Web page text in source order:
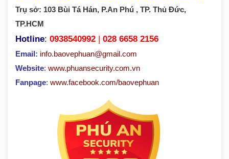
Trụ sở: 103 Bùi Tá Hán, P.An Phú , TP. Thủ Đức,
TP.HCM
Hotline: 0938540992 | 028 6658 2156
Email: info.baovephuan@gmail.com
Website: www.phuansecurity.com.vn
Fanpage: www.facebook.com/baovephuan